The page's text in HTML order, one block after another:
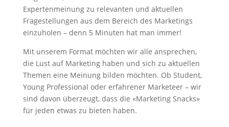
Expertenmeinung zu relevanten und aktuellen
Fragestellungen aus dem Bereich des Marketings
einzuholen – denn 5 Minuten hat man immer!
Mit unserem Format möchten wir alle ansprechen,
die Lust auf Marketing haben und sich zu aktuellen
Themen eine Meinung bilden möchten. Ob Student,
Young Professional oder erfahrener Marketeer – wir
sind davon überzeugt, dass die «Marketing Snacks»
für jeden etwas zu bieten haben.